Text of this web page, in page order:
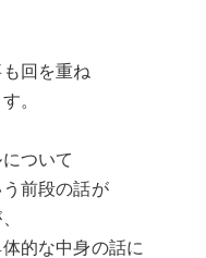
回を重ね
。
ついて
前段の話が
的な中身の話に